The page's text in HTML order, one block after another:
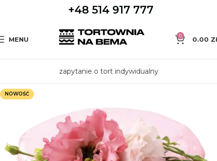
+48 514 917 777
MENU 0 0.00
zapytanie o tort indywidualny
NOWOŚĆ